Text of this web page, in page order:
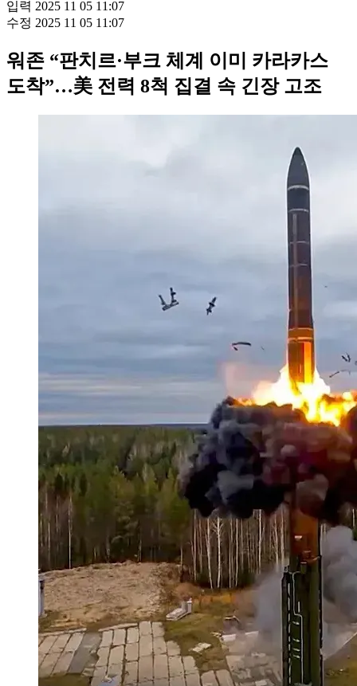
입력 2025 11 05 11:07
수정 2025 11 05 11:07
워존 “판치르·부크 체계 이미 카라카스
도착”…美 전력 8척 집결 속 긴장 고조